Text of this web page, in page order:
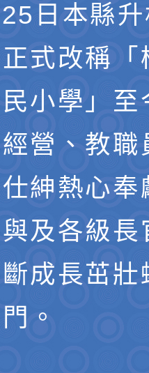
日本縣
式改稱「
小學」
營、教職
紳熱心奉
及各級長
成長茁壯
。